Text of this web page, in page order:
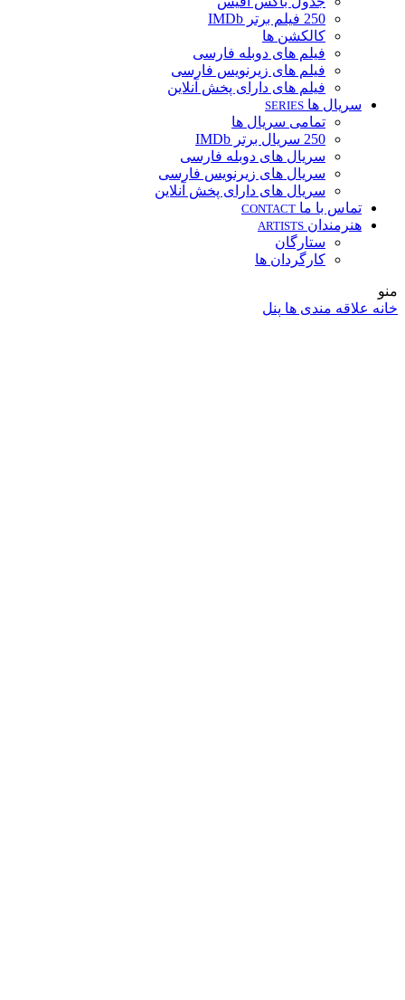
250 فیلم برتر IMDb
کالکشن ها
فیلم های دوبله فارسی
فیلم های زیرنویس فارسی
فیلم های دارای پخش آنلاین
سریال ها SERIES
تمامی سریال ها
250 سریال برتر IMDb
سریال های دوبله فارسی
سریال های زیرنویس فارسی
سریال های دارای پخش آنلاین
تماس با ما CONTACT
هنرمندان ARTISTS
ستارگان
کارگردان ها
منو
خانه علاقه مندی ها پنل